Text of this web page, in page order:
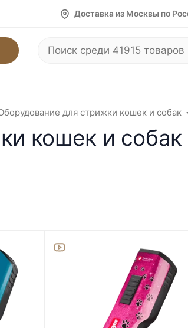
Доставка из Москвы по
для стрижки кошек и собак
кошек и собак